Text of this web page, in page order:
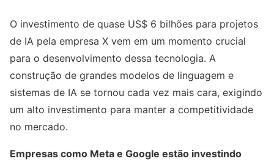
O investimento de quase US$ 6 bilhões para projetos
de IA pela empresa X vem em um momento crucial
para o desenvolvimento dessa tecnologia. A
construção de grandes modelos de linguagem e
sistemas de IA se tornou cada vez mais cara, exigindo
um alto investimento para manter a competitividade
no mercado.
Empresas como Meta e Google estão investindo